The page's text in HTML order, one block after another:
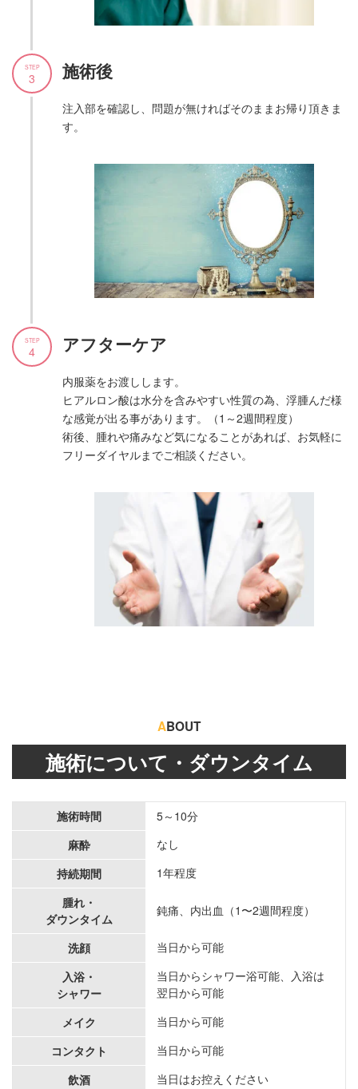
施術後
注入部を確認し、問題が無ければそのままお帰り頂きま
す。
STEP
3
アフターケア
内服薬をお渡しします。
ヒアルロン酸は水分を含みやすい性質の為、浮腫んだ様
な感覚が出る事があります。（1～2週間程度）
術後、腫れや痛みなど気になることがあれば、お気軽に
フリーダイヤルまでご相談ください。
STEP
4
ABOUT
施術について・ダウンタイム
施術時間
5～10分
麻酔
なし
持続期間
1年程度
腫れ・
ダウンタイム
鈍痛、内出血（1〜2週間程度）
洗顔
当日から可能
入浴・
シャワー
当日からシャワー浴可能、入浴は
翌日から可能
メイク
当日から可能
コンタクト
当日から可能
飲酒
当日はお控えください